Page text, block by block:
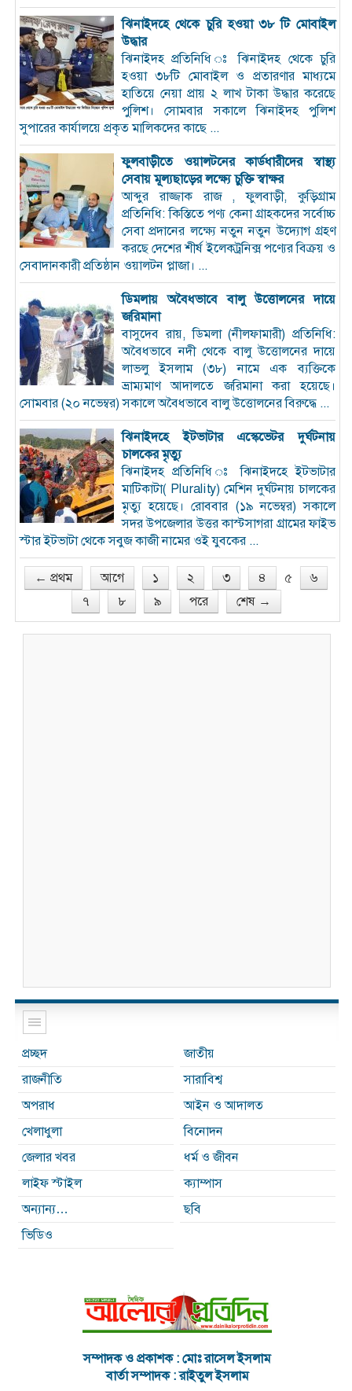
ঝিনাইদহে থেকে চুরি হওয়া ৩৮ টি মোবাইল
উদ্ধার
ঝিনাইদহ প্রতিনিধি ঃ ঝিনাইদহ থেকে চুরি
হওয়া ৩৮টি মোবাইল ও প্রতারণার মাধ্যমে
হাতিয়ে নেয়া প্রায় ২ লাখ টাকা উদ্ধার করেছে
পুলিশ। সোমবার সকালে ঝিনাইদহ পুলিশ
সুপারের কার্যালয়ে প্রকৃত মালিকদের কাছে ...
ফুলবাড়ীতে ওয়ালটনের কার্ডধারীদের স্বাস্থ্য
সেবায় মূল্যছাড়ের লক্ষ্যে চুক্তি স্বাক্ষর
আব্দুর রাজ্জাক রাজ , ফুলবাড়ী, কুড়িগ্রাম
প্রতিনিধি: কিস্তিতে পণ্য কেনা গ্রাহকদের সর্বোচ্চ
সেবা প্রদানের লক্ষ্যে নতুন নতুন উদ্যোগ গ্রহণ
করছে দেশের শীর্ষ ইলেকট্রনিক্স পণ্যের বিক্রয় ও
সেবাদানকারী প্রতিষ্ঠান ওয়ালটন প্লাজা। ...
ডিমলায় অবৈধভাবে বালু উত্তোলনের দায়ে
জরিমানা
বাসুদেব রায়, ডিমলা (নীলফামারী) প্রতিনিধি:
অবৈধভাবে নদী থেকে বালু উত্তোলনের দায়ে
লাভলু ইসলাম (৩৮) নামে এক ব্যক্তিকে
ভ্রাম্যমাণ আদালতে জরিমানা করা হয়েছে।
সোমবার (২০ নভেম্বর) সকালে অবৈধভাবে বালু উত্তোলনের বিরুদ্ধে ...
ঝিনাইদহে ইটভাটার এস্কেভেটর দুর্ঘটনায়
চালকের মৃত্যু
ঝিনাইদহ প্রতিনিধি ঃ ঝিনাইদহে ইটভাটার
মাটিকাটা( Plurality) মেশিন দুর্ঘটনায় চালকের
মৃত্যু হয়েছে। রোববার (১৯ নভেম্বর) সকালে
সদর উপজেলার উত্তর কাস্টসাগরা গ্রামের ফাইভ
স্টার ইটভাটা থেকে সবুজ কাজী নামের ওই যুবকের ...
← প্রথম আগে ১ ২ ৩ ৪ ৫
৬
৭
৮ ৯ পরে শেষ →
প্রচ্ছদ
জাতীয়
রাজনীতি
সারাবিশ্ব
অপরাধ
আইন ও আদালত
খেলাধুলা
বিনোদন
জেলার খবর
ধর্ম ও জীবন
লাইফ স্টাইল
ক্যাম্পাস
অন্যান্য…
ছবি
ভিডিও
সম্পাদক ও প্রকাশক : মোঃ রাসেল ইসলাম
বার্তা সম্পাদক : রাইতুল ইসলাম